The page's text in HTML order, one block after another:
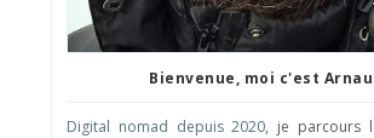
Bienvenue, moi c'est
Digital nomad depuis 2020, je parcours